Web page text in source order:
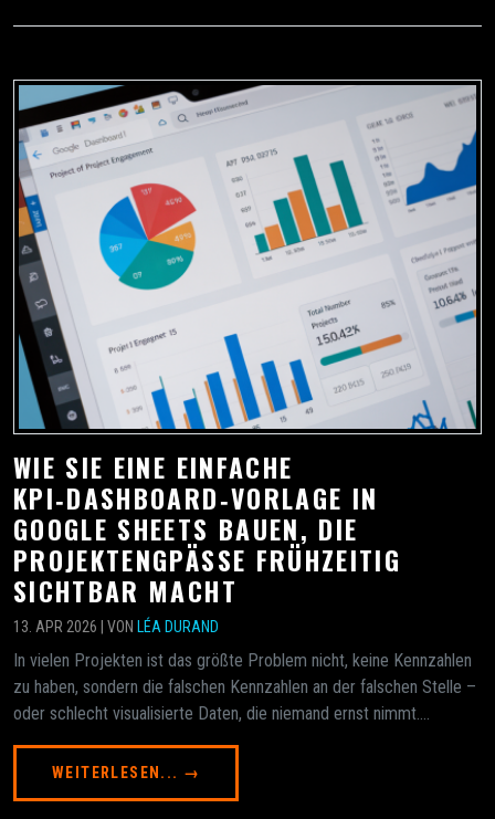
WIE SIE EINE EINFACHE
KPI‑DASHBOARD‑VORLAGE IN
GOOGLE SHEETS BAUEN, DIE
PROJEKTENGPÄSSE FRÜHZEITIG
SICHTBAR MACHT
13. APR 2026 | VON LÉA DURAND
In vielen Projekten ist das größte Problem nicht, keine Kennzahlen
zu haben, sondern die falschen Kennzahlen an der falschen Stelle –
oder schlecht visualisierte Daten, die niemand ernst nimmt....
WEITERLESEN... →